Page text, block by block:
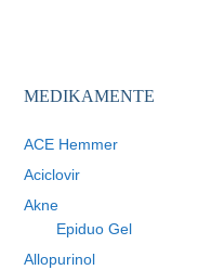
MEDIKAMENTE
ACE Hemmer
Aciclovir
Akne
Epiduo Gel
Allopurinol